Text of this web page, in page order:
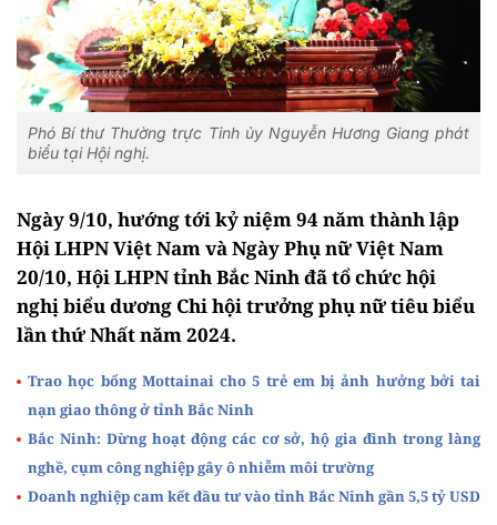
Phó Bí thư Thường trực Tỉnh ủy Nguyễn Hương Giang phát
biểu tại Hội nghị.
Ngày 9/10, hướng tới kỷ niệm 94 năm thành lập
Hội LHPN Việt Nam và Ngày Phụ nữ Việt Nam
20/10, Hội LHPN tỉnh Bắc Ninh đã tổ chức hội
nghị biểu dương Chi hội trưởng phụ nữ tiêu biểu
lần thứ Nhất năm 2024.
Trao học bổng Mottainai cho 5 trẻ em bị ảnh hưởng bởi tai
nạn giao thông ở tỉnh Bắc Ninh
Bắc Ninh: Dừng hoạt động các cơ sở, hộ gia đình trong làng
nghề, cụm công nghiệp gây ô nhiễm môi trường
Doanh nghiệp cam kết đầu tư vào tỉnh Bắc Ninh gần 5,5 tỷ USD